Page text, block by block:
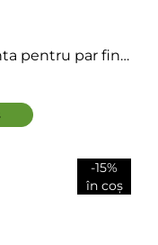
pentru par fin
Mask
-15%
în coș